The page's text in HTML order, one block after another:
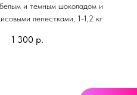
и темным шоколадом и
лепестками, 1-1,2 кг
1 300 р.